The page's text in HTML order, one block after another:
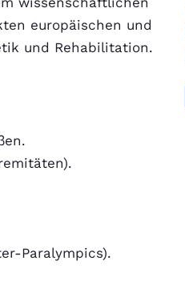
europäischen und
und Rehabilitation.
Paralympics).